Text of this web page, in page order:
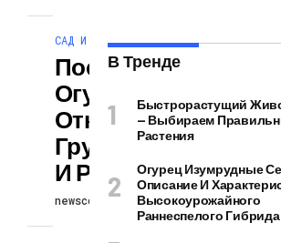
САД И ОГОРОД
Посадка
Огурцов В
Открытом
Грунте: Советы
И Рекомендации
newscollection 16.12.2025
В Тренде
Быстрорастущий
— Выбираем
Растения
Огурец Изумрудные
Описание И
Высокоурожайного
Раннеспелого Гибрида